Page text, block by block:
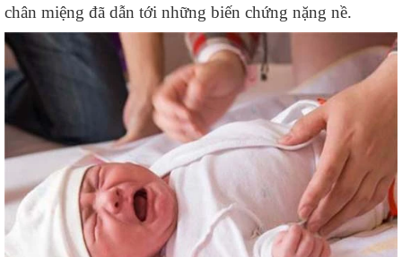
chân miệng đã dẫn tới những biến chứng nặng nề.